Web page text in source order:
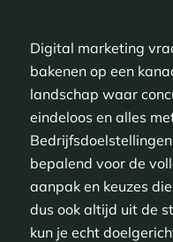
Digital marketing
bakenen op een
landschap waar
eindeloos en alles
bepalend voor de
aanpak en keuzes
dus ook altijd uit de
kun je echt